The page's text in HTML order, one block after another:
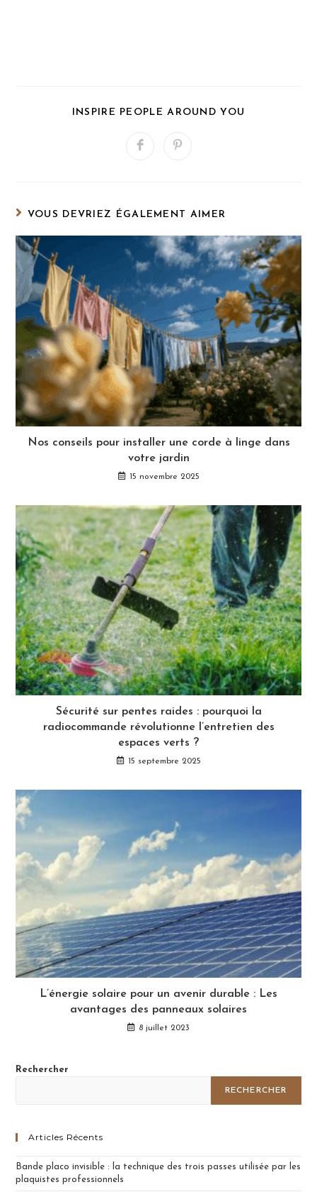
INSPIRE PEOPLE AROUND YOU
Ouvrir
Ouvrir
VOUS DEVRIEZ ÉGALEMENT AIMER
Nos conseils pour installer une corde à linge dans
votre jardin
15 novembre 2025
Sécurité sur pentes raides : pourquoi la
radiocommande révolutionne l’entretien des
espaces verts ?
15 septembre 2025
L’énergie solaire pour un avenir durable : Les
avantages des panneaux solaires
8 juillet 2023
Rechercher
RECHERCHER
Articles Récents
Bande placo invisible : la technique des trois passes utilisée par les
plaquistes professionnels